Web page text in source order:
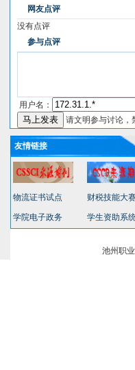
网友点评
没有点评
参与点评
用户名：
请文明参与讨论，
友情链接
物流证书试点 财税技能大
学院电子政务 学生资助系
池州职